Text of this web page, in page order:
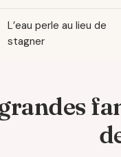
L’eau perle au lieu de
stagner